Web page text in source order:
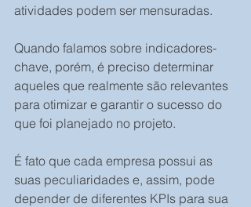
atividades podem ser mensuradas.
Quando falamos sobre indicadores-
chave, porém, é preciso determinar
aqueles que realmente são relevantes
para otimizar e garantir o sucesso do
que foi planejado no projeto.
É fato que cada empresa possui as
suas peculiaridades e, assim, pode
depender de diferentes KPIs para sua